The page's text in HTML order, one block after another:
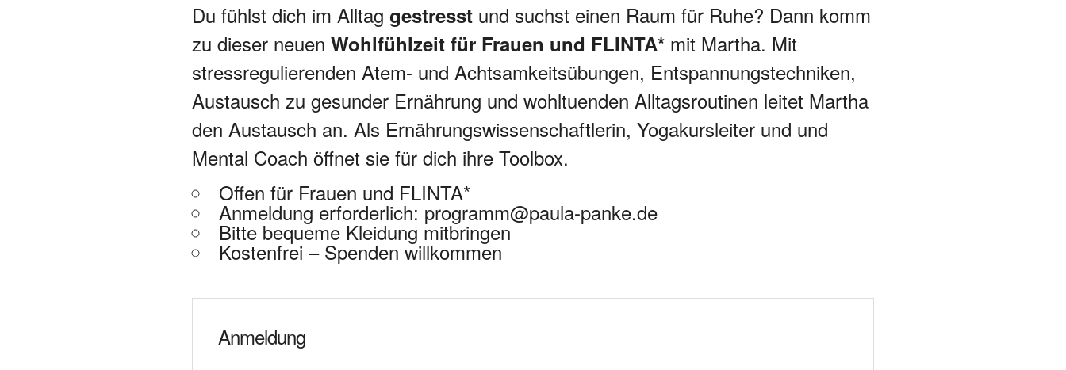
Du fühlst dich im Alltag gestresst und suchst einen Raum für Ruhe? Dann komm
zu dieser neuen Wohlfühlzeit für Frauen und FLINTA* mit Martha. Mit
stressregulierenden Atem- und Achtsamkeitsübungen, Entspannungstechniken,
Austausch zu gesunder Ernährung und wohltuenden Alltagsroutinen leitet Martha
den Austausch an. Als Ernährungswissenschaftlerin, Yogakursleiter und und
Mental Coach öffnet sie für dich ihre Toolbox.
Offen für Frauen und FLINTA*
Anmeldung erforderlich: programm@paula-panke.de
Bitte bequeme Kleidung mitbringen
Kostenfrei – Spenden willkommen
Anmeldung